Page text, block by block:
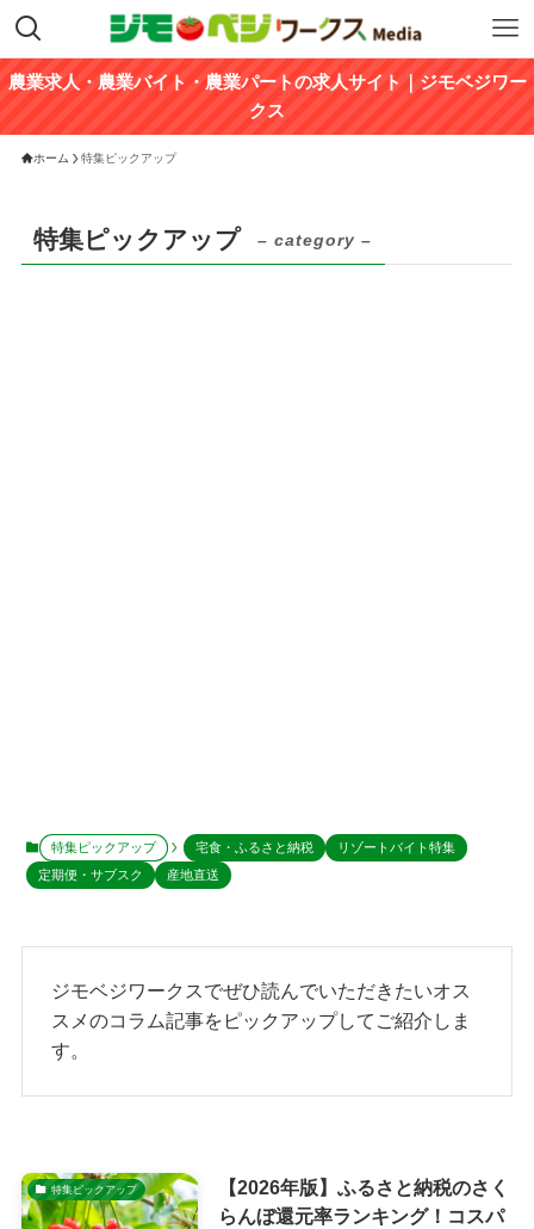
農業求人・農業バイト・農業パートの求人サイト｜ジモベジワー
クス
ホーム 特集ピックアップ
特集ピックアップ – category –
特集ピックアップ 宅食・ふるさと納税
リゾートバイト特集
定期便・サブスク
産地直送
ジモベジワークスでぜひ読んでいただきたいオス
スメのコラム記事をピックアップしてご紹介しま
す。
特集ピックアップ
【2026年版】ふるさと納税のさく
らんぼ還元率ランキング！コスパ